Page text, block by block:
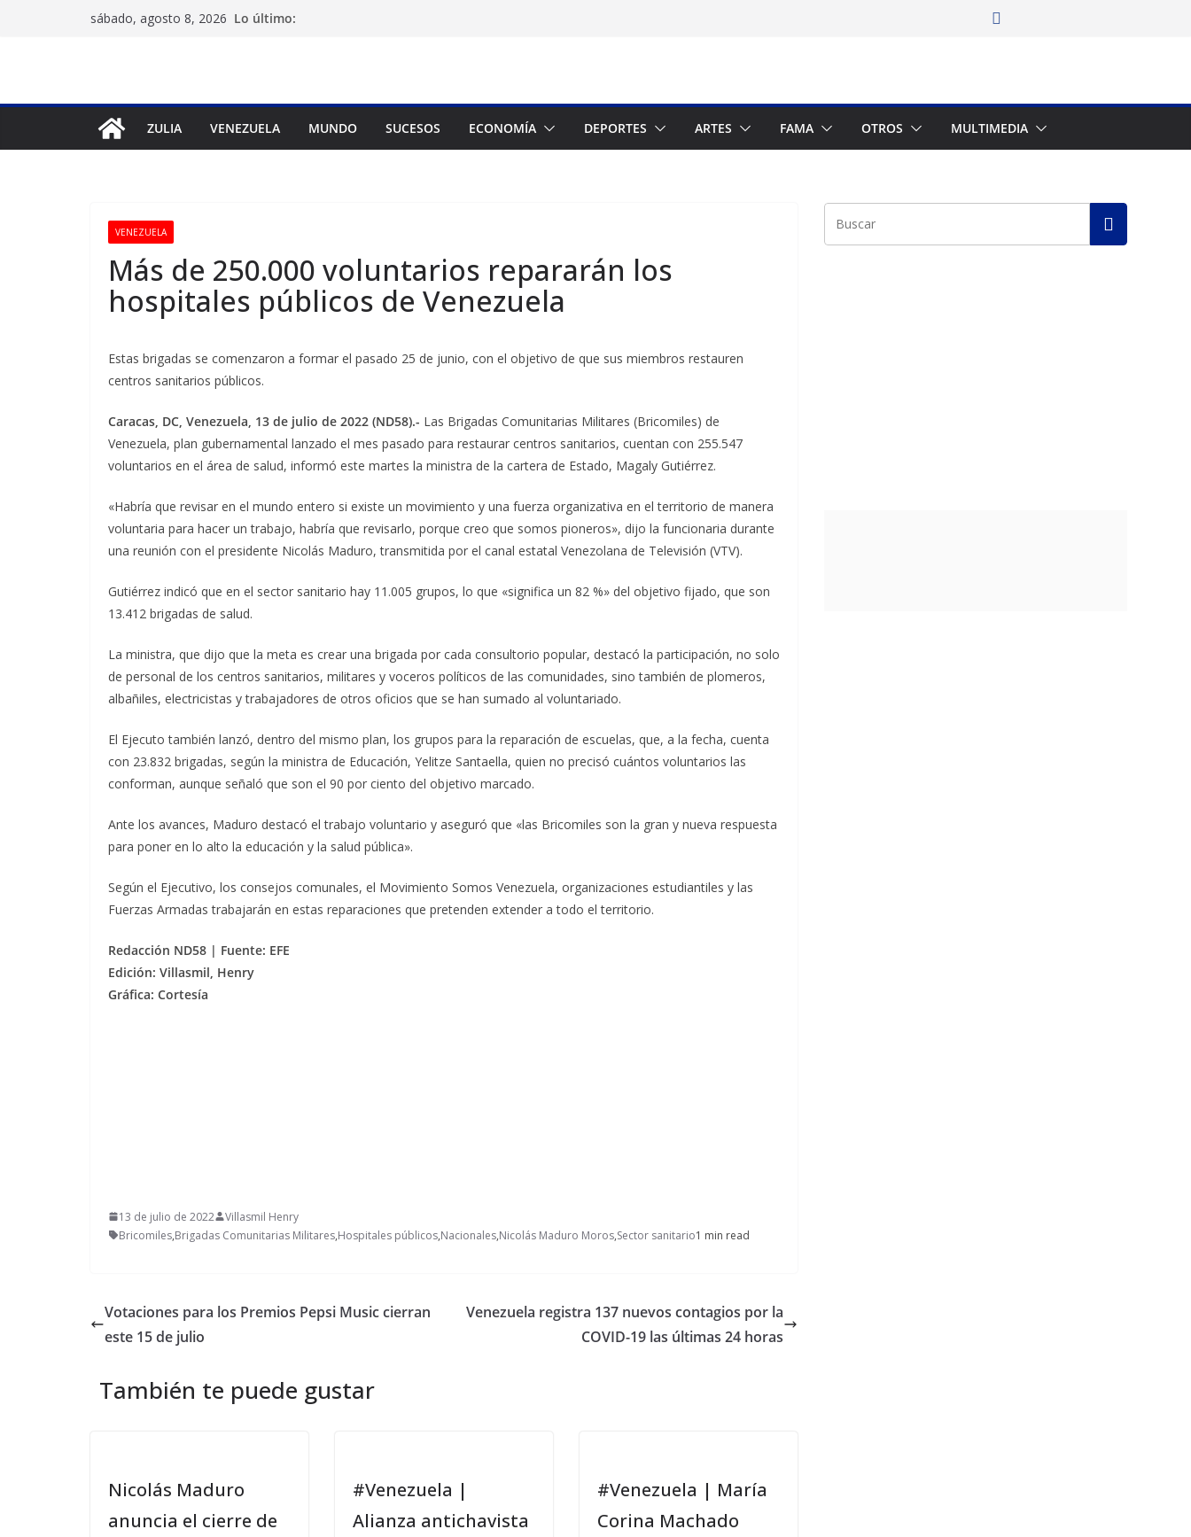
sábado, agosto 8, 2026 Lo último:
ZULIA VENEZUELA MUNDO SUCESOS ECONOMÍA DEPORTES ARTES FAMA OTROS MULTIMEDIA
VENEZUELA
Más de 250.000 voluntarios repararán los
hospitales públicos de Venezuela
Estas brigadas se comenzaron a formar el pasado 25 de junio, con el objetivo de que sus miembros restauren
centros sanitarios públicos.
Caracas, DC, Venezuela, 13 de julio de 2022 (ND58).- Las Brigadas Comunitarias Militares (Bricomiles) de
Venezuela, plan gubernamental lanzado el mes pasado para restaurar centros sanitarios, cuentan con 255.547
voluntarios en el área de salud, informó este martes la ministra de la cartera de Estado, Magaly Gutiérrez.
«Habría que revisar en el mundo entero si existe un movimiento y una fuerza organizativa en el territorio de manera
voluntaria para hacer un trabajo, habría que revisarlo, porque creo que somos pioneros», dijo la funcionaria durante
una reunión con el presidente Nicolás Maduro, transmitida por el canal estatal Venezolana de Televisión (VTV).
Gutiérrez indicó que en el sector sanitario hay 11.005 grupos, lo que «significa un 82 %» del objetivo fijado, que son
13.412 brigadas de salud.
La ministra, que dijo que la meta es crear una brigada por cada consultorio popular, destacó la participación, no solo
de personal de los centros sanitarios, militares y voceros políticos de las comunidades, sino también de plomeros,
albañiles, electricistas y trabajadores de otros oficios que se han sumado al voluntariado.
El Ejecuto también lanzó, dentro del mismo plan, los grupos para la reparación de escuelas, que, a la fecha, cuenta
con 23.832 brigadas, según la ministra de Educación, Yelitze Santaella, quien no precisó cuántos voluntarios las
conforman, aunque señaló que son el 90 por ciento del objetivo marcado.
Ante los avances, Maduro destacó el trabajo voluntario y aseguró que «las Bricomiles son la gran y nueva respuesta
para poner en lo alto la educación y la salud pública».
Según el Ejecutivo, los consejos comunales, el Movimiento Somos Venezuela, organizaciones estudiantiles y las
Fuerzas Armadas trabajarán en estas reparaciones que pretenden extender a todo el territorio.
Redacción ND58 | Fuente: EFE
Edición: Villasmil, Henry
Gráfica: Cortesía
13 de julio de 2022
Villasmil Henry
Bricomiles,Brigadas Comunitarias Militares,Hospitales públicos,Nacionales,Nicolás Maduro Moros,Sector sanitario1 min read
Votaciones para los Premios Pepsi Music cierran
este 15 de julio
Venezuela registra 137 nuevos contagios por la
COVID-19 las últimas 24 horas
También te puede gustar
Nicolás Maduro
anuncia el cierre de
#Venezuela |
Alianza antichavista
#Venezuela | María
Corina Machado